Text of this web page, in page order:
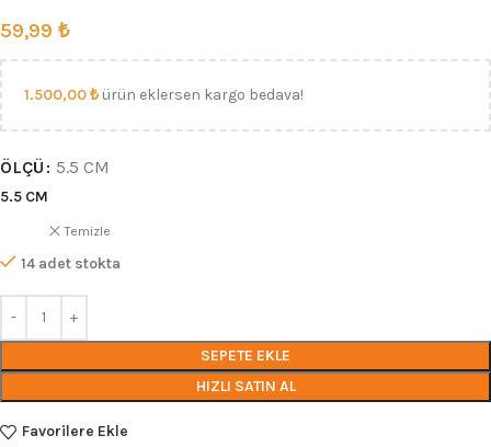
59,99 ₺
1.500,00₺ ürün eklersen kargo bedava!
ÖLÇÜ 5.5 CM
5.5 CM
Temizle
14 adet stokta
SEPETE EKLE
HIZLI SATIN AL
Favorilere Ekle